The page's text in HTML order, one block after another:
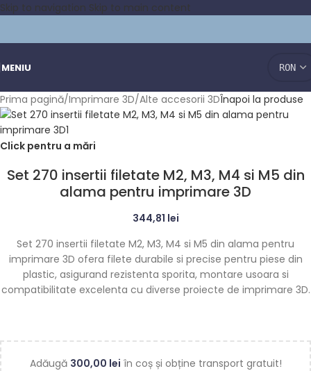
Skip to navigation Skip to main content
MENIU
Prima pagină/Imprimare 3D/Alte accesorii 3DÎnapoi la produse
Click pentru a mări
Set 270 insertii filetate M2, M3, M4 si M5 din
alama pentru imprimare 3D
344,81 lei
Set 270 insertii filetate M2, M3, M4 si M5 din alama pentru
imprimare 3D ofera filete durabile si precise pentru piese din
plastic, asigurand rezistenta sporita, montare usoara si
compatibilitate excelenta cu diverse proiecte de imprimare 3D.
Adăugă 300,00 lei în coș și obține transport gratuit!